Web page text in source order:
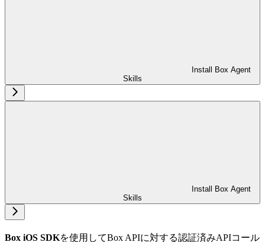
Install Box Agent
Skills
Install Box Agent
Skills
Box iOS SDKを使用してBox APIに対する認証済みAPIコール